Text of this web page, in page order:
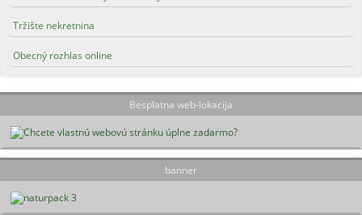
Tržište nekretnina
Obecný rozhlas online
Besplatna web-lokacija
banner